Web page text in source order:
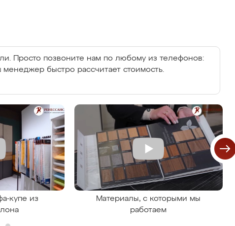
Просто позвоните нам по любому из телефонов:
менеджер быстро рассчитает стоимость.
купе из
Материалы, с которыми мы
работаем